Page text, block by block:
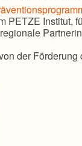
PETZE Institut,
der